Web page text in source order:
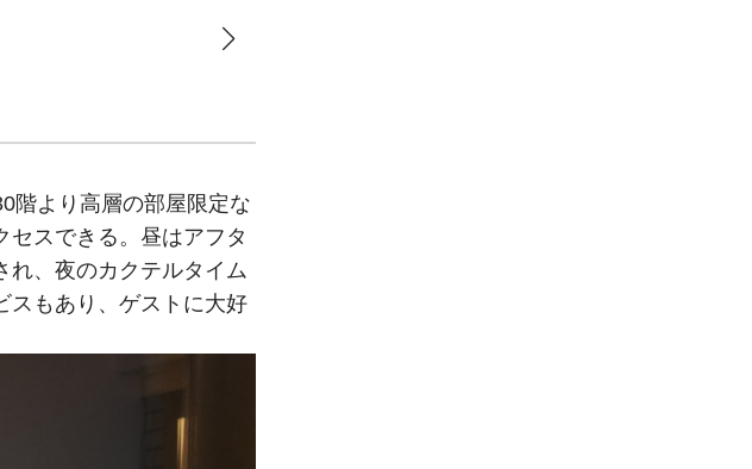
階より高層の部屋限定な
スできる。昼はアフタ
れ、夜のカクテルタイム
スもあり、ゲストに大好